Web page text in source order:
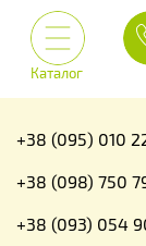
Каталог
+38 (095) 010
+38 (098) 750
+38 (093) 054